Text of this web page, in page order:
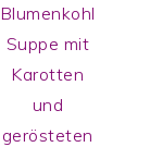
Blumenkohl
Suppe mit
Karotten
und
gerösteten